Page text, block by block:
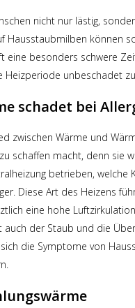
nicht nur lästig,
Hausstaubmilben können
besonders schwere
Heizperiode unbeschadet
schadet bei
zwischen Wärme und
schaffen macht, denn sie
betrieben,
Diese Art des Heizens
eine hohe
der Staub und die
die Symptome von